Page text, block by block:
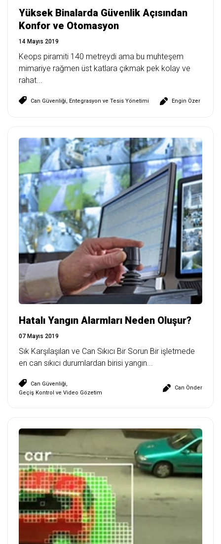
Yüksek Binalarda Güvenlik Açısından
Konfor ve Otomasyon
14 Mayıs 2019
Keops piramiti 140 metreydi ama bu muhteşem
mimariye rağmen üst katlara çıkmak pek kolay ve
rahat...
Can Güvenliği, Entegrasyon ve Tesis Yönetimi Engin Özer
Hatalı Yangın Alarmları Neden Oluşur?
07 Mayıs 2019
Sık Karşılaşılan ve Can Sıkıcı Bir Sorun Bir işletmede
en can sıkıcı durumlardan birisi yangın...
Can Güvenliği,
Geçiş Kontrol ve Video Gözetim
Can Önder